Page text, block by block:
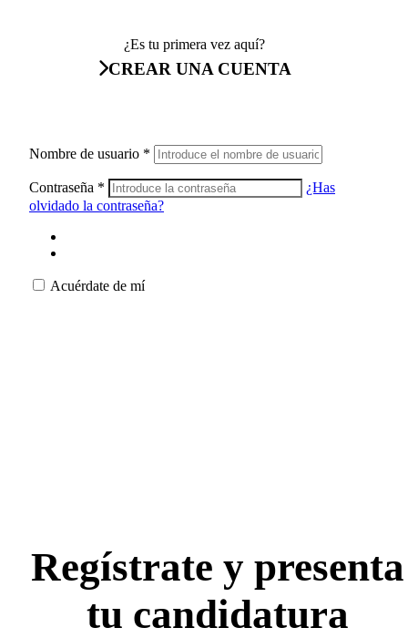
¿Es tu primera vez aquí?
CREAR UNA CUENTA
Nombre de usuario *
Contraseña *
¿Has
olvidado la contraseña?
Acuérdate de mí
Regístrate y presenta
tu candidatura